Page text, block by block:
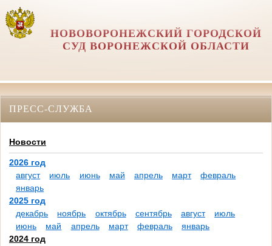
НОВОВОРОНЕЖСКИЙ ГОРОДСКОЙ
СУД ВОРОНЕЖСКОЙ ОБЛАСТИ
ПРЕСС-СЛУЖБА
Новости
2026 год
август
июль июнь май апрель март
февраль
январь
2025 год
декабрь
ноябрь октябрь сентябрь август
июль
июнь
май апрель март февраль
январь
2024 год